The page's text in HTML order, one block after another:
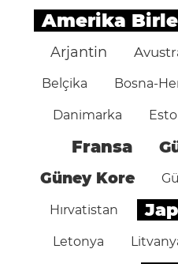
Amerika
Arjantin
Belçika Bosna-
Danimarka
Fransa
Güney Kore
Hırvatistan
Letonya